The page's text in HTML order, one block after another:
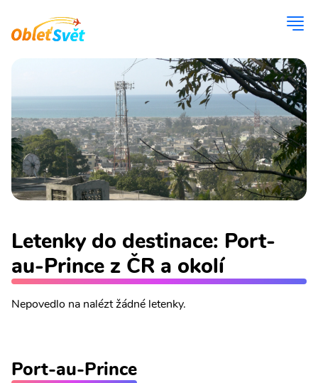
Letenky do destinace: Port-
au-Prince z ČR a okolí
Nepovedlo na nalézt žádné letenky.
Port-au-Prince